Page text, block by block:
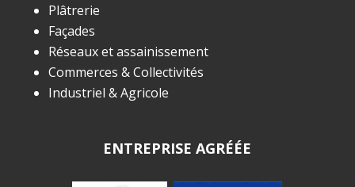
Plâtrerie
Façades
Réseaux et assainissement
Commerces & Collectivités
Industriel & Agricole
ENTREPRISE AGRÉÉE